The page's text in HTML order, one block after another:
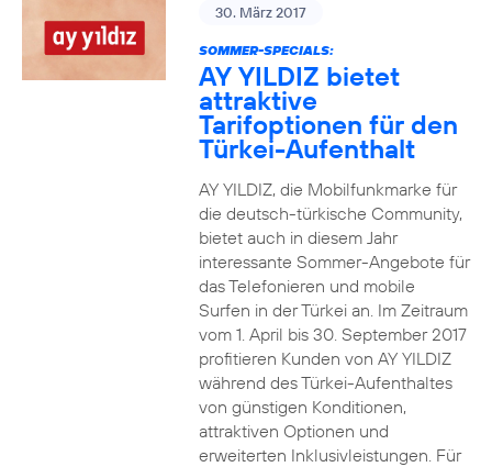
30. März 2017
SOMMER-SPECIALS:
AY YILDIZ bietet
attraktive
Tarifoptionen für den
Türkei-Aufenthalt
AY YILDIZ, die Mobilfunkmarke für
die deutsch-türkische Community,
bietet auch in diesem Jahr
interessante Sommer-Angebote für
das Telefonieren und mobile
Surfen in der Türkei an. Im Zeitraum
vom 1. April bis 30. September 2017
profitieren Kunden von AY YILDIZ
während des Türkei-Aufenthaltes
von günstigen Konditionen,
attraktiven Optionen und
erweiterten Inklusivleistungen. Für